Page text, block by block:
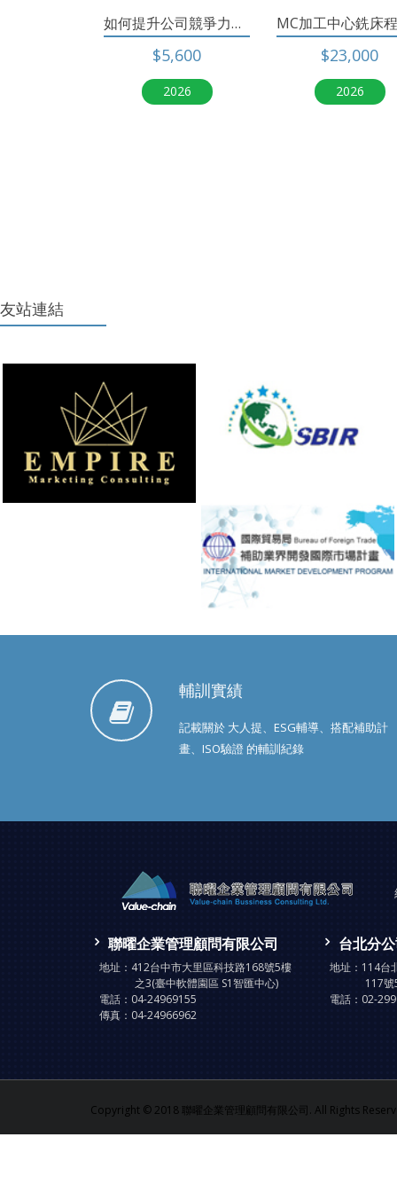
如何提升公司競爭力讓公司持續優秀
$5,600
2026
$23,000
2026
友站連結
輔訓實績
記載關於 大人提、ESG輔導、搭配補助計
畫、ISO驗證 的輔訓紀錄
聯曜企業管理顧問有限公司
地址： 412台中市大里區科技路168號5樓
之3(臺中軟體園區 S1智匯中心)
電話： 04-24969155
傳真： 04-24966962
台北分
地址： 114台
117
電話： 02-
Copyright © 2018 聯曜企業管理顧問有限公司. All Rights